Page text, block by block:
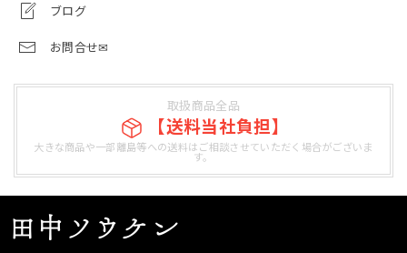
ブログ
お問合せ✉
取扱商品全品
【送料当社負担】
大きな商品や一部離島等への送料はご相談させていただく場合がございま
す。